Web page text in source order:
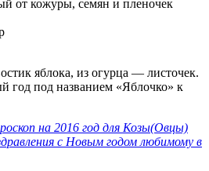
от кожуры, семян и пленочек
яблока, из огурца — листочек.
год под названием «Яблочко» к
на 2016 год для Козы(Овцы)
с Новым годом любимому в